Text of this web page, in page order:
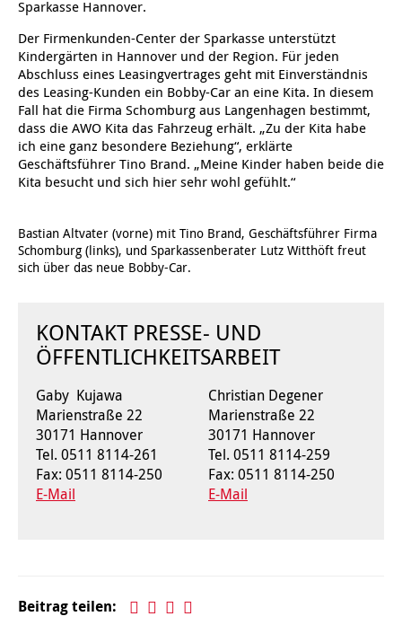
Ortsverein Arnum
Ortsverein Barsinghausen
Ortsverein Bennigsen
Ortsverein Bredenbeck
Ortsverein Godshorn
Ortsverein Garbsen
Ortsverein Fuhrberg
Ortsverein Berenbostel
Ortsverein Burgdorf
Kindertagesstätte Freytagstraße
Kindertagesstätte Gehägestraße
Kindertagesstätte Gottfried-Keller-Straße /
Familienzentrum
Kindertagesstätte Große Pranke
Kindertagesstätte Hiltrud-Grote-Weg
Kindertagesstätte Ibykusweg / Familienzentrum
Kindertagesstätte Johannes-Lau-Hof
Kindertagesstätte Klaus-Müller-Kilian-Weg /
“Mäuseburg” / Familienzentrum
Kindertagesstätte König-Ludwig-Straße
Kindertagesstätte Elmstraße / Familienzentrum
Kindertagesstätte Freudenthalstraße /
Familienzentrum
Kindertagesstätte Freytagstraße
Kindertagesstätte Gehägestraße
Kindertagesstätte Gottfried-Keller-Straße /
Familienzentrum
Kindertagesstätte Harenberger Straße
Kindertagesstätte Herbartstraße
Kindertagesstätte Hiltrud-Grote-Weg
Kindertagesstätte Ibykusweg / Familienzentrum
Kindertagesstätte Pfarrlandplatz
Kindertagesstätte Rosenbergstraße
Hort Salzmannstraße
Kindertagesstätte Schweriner Straße /
Familienzentrum
Kindertagesstätte Mühenkamp / Familienzentrum
Kindertagesstätte Petermannstraße /
Familienzentrum
Kindertagesstätte Schweriner Straße /
Familienzentrum
Life Kinetik
Yoga mit Baby
Yoga in der Schwangerschaft
Stretch und Relax
Online Pflege- und Seniorenberatung
Helfende Hände
Pflege und Wohnen
Beratungsangebote
Jugendwohnen im Stadtteil
Ältere Menschen
Behördenbegleitung und Formularausfüllhilfe
Mehrsprachige Beratung
Wegweiser Seniorenkompass
Migration
Berufssprachkurse
Migrationsberatung für junge Menschen
Menschen mit Behinderungen
Sparkasse Hannover.
Der Firmenkunden-Center der Sparkasse unterstützt
Kindergärten in Hannover und der Region. Für jeden
Abschluss eines Leasingvertrages geht mit Einverständnis
des Leasing-Kunden ein Bobby-Car an eine Kita. In diesem
Fall hat die Firma Schomburg aus Langenhagen bestimmt,
dass die AWO Kita das Fahrzeug erhält. „Zu der Kita habe
ich eine ganz besondere Beziehung“, erklärte
Geschäftsführer Tino Brand. „Meine Kinder haben beide die
Kita besucht und sich hier sehr wohl gefühlt.“
Bastian Altvater (vorne) mit Tino Brand, Geschäftsführer Firma
Schomburg (links), und Sparkassenberater Lutz Witthöft freut
sich über das neue Bobby-Car.
KONTAKT PRESSE- UND
ÖFFENTLICHKEITSARBEIT
Gaby Kujawa
Marienstraße 22
30171 Hannover
Tel. 0511 8114-261
Fax: 0511 8114-250
E-Mail
Christian Degener
Marienstraße 22
30171 Hannover
Tel. 0511 8114-259
Fax: 0511 8114-250
E-Mail
Beitrag teilen: